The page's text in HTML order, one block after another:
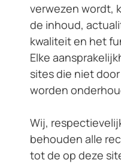
verwezen wordt,
de inhoud,
kwaliteit en het
Elke
sites die niet
worden
Wij,
behouden alle
tot de op deze